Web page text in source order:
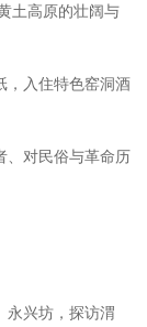
土高原的壮阔与
入住特色窑洞酒
对民俗与革命历
兴坊，探访渭